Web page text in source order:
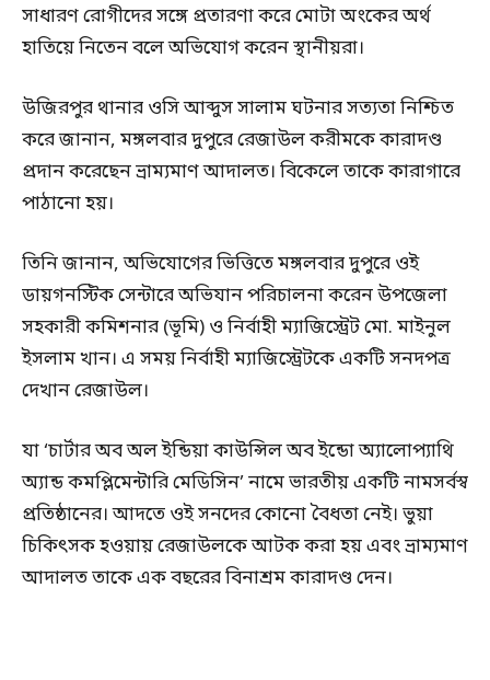
সাধারণ রোগীদের সঙ্গে প্রতারণা করে মোটা অংকের অর্থ
হাতিয়ে নিতেন বলে অভিযোগ করেন স্থানীয়রা।
উজিরপুর থানার ওসি আব্দুস সালাম ঘটনার সত্যতা নিশ্চিত
করে জানান, মঙ্গলবার দুপুরে রেজাউল করীমকে কারাদণ্ড
প্রদান করেছেন ভ্রাম্যমাণ আদালত। বিকেলে তাকে কারাগারে
পাঠানো হয়।
তিনি জানান, অভিযোগের ভিত্তিতে মঙ্গলবার দুপুরে ওই
ডায়গনস্টিক সেন্টারে অভিযান পরিচালনা করেন উপজেলা
সহকারী কমিশনার (ভূমি) ও নির্বাহী ম্যাজিস্ট্রেট মো. মাইনুল
ইসলাম খান। এ সময় নির্বাহী ম্যাজিস্ট্রেটকে একটি সনদপত্র
দেখান রেজাউল।
যা ‘চার্টার অব অল ইন্ডিয়া কাউন্সিল অব ইন্ডো অ্যালোপ্যাথি
অ্যান্ড কমপ্লিমেন্টারি মেডিসিন’ নামে ভারতীয় একটি নামসর্বস্ব
প্রতিষ্ঠানের। আদতে ওই সনদের কোনো বৈধতা নেই। ভুয়া
চিকিৎসক হওয়ায় রেজাউলকে আটক করা হয় এবং ভ্রাম্যমাণ
আদালত তাকে এক বছরের বিনাশ্রম কারাদণ্ড দেন।